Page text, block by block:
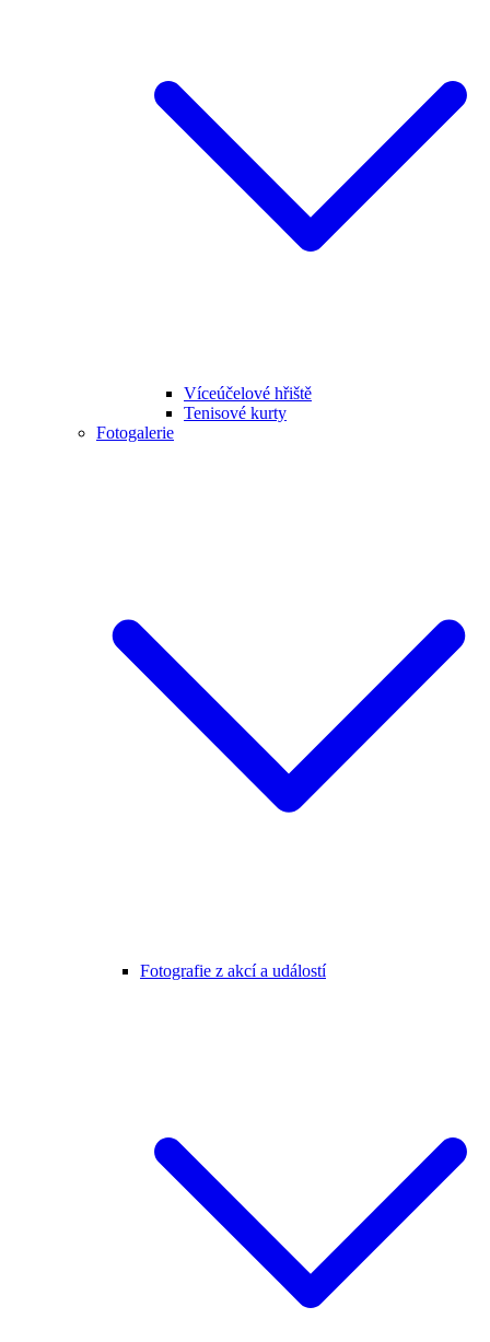
Víceúčelové hřiště
Tenisové kurty
Fotogalerie
Fotografie z akcí a událostí